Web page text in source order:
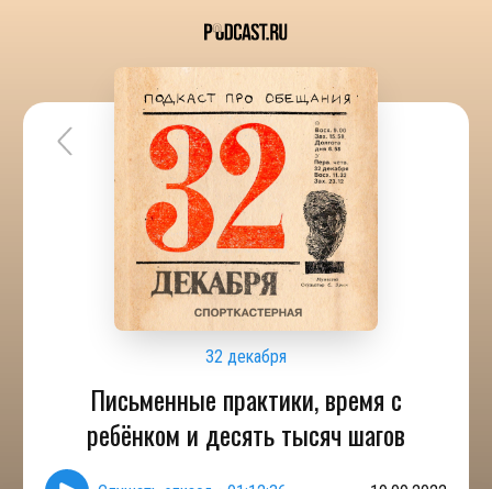
32 декабря
Письменные практики, время с
ребёнком и десять тысяч шагов